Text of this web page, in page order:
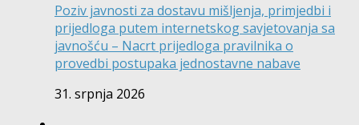
Poziv javnosti za dostavu mišljenja, primjedbi i
prijedloga putem internetskog savjetovanja sa
javnošću – Nacrt prijedloga pravilnika o
provedbi postupaka jednostavne nabave
31. srpnja 2026